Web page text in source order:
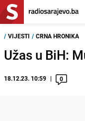
/ VIJESTI / CRNA HRONIKA
Užas u BiH:
18.12.23. 10:59 0